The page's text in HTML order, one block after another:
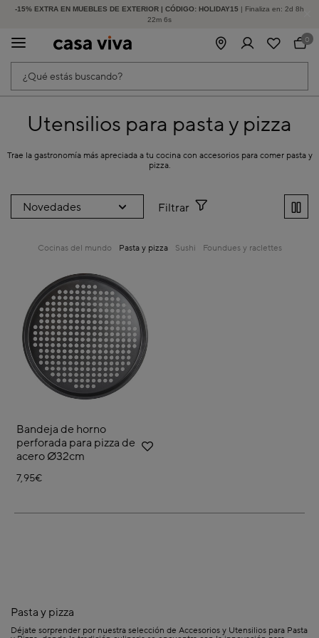
-15% EXTRA EN MUEBLES DE EXTERIOR | CÓDIGO: HOLIDAY15 | Finaliza en: 2d 8h
22m 6s
HASTA -60% DE DESCUENTO | SEGUNDAS REBAJAS
¿Qué estás buscando?
0
Utensilios para pasta y pizza
Trae la gastronomía más apreciada a tu cocina con accesorios para comer pasta y
pizza.
Filtrar
Cocinas del mundo Pasta y pizza Sushi Foundues y raclettes
Bandeja de horno
perforada para pizza de
acero Ø32cm
7,95€
Pasta y pizza
Déjate sorprender por nuestra selección de Accesorios y Utensilios para Pasta